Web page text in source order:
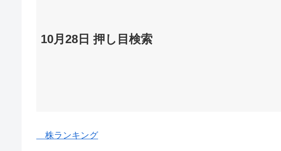
10月28日 押し目検索
株ランキング